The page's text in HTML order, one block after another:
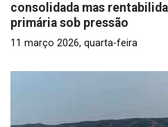
consolidada mas
primária sob pressão
11 março 2026, quarta-feira